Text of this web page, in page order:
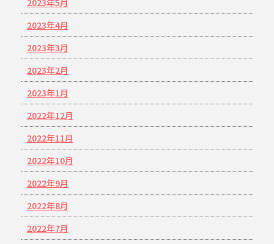
2023年5月
2023年4月
2023年3月
2023年2月
2023年1月
2022年12月
2022年11月
2022年10月
2022年9月
2022年8月
2022年7月